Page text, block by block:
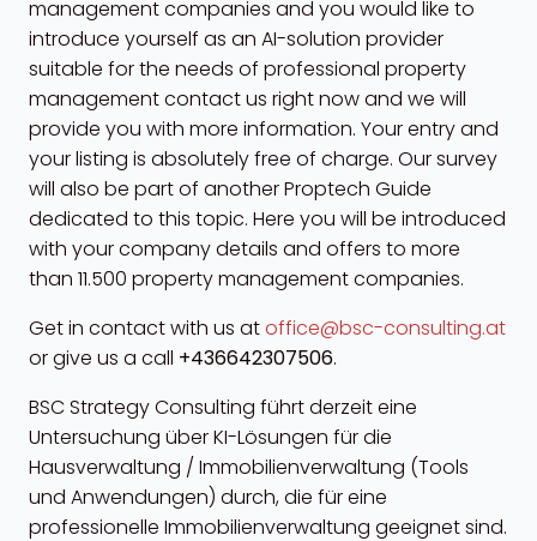
management companies and you would like to
introduce yourself as an AI-solution provider
suitable for the needs of professional property
management contact us right now and we will
provide you with more information. Your entry and
your listing is absolutely free of charge. Our survey
will also be part of another Proptech Guide
dedicated to this topic. Here you will be introduced
with your company details and offers to more
than 11.500 property management companies.
Get in contact with us atoffice@bsc-consulting.at
or give us a call +436642307506.
BSC Strategy Consulting führt derzeit eine
Untersuchung über KI-Lösungen für die
Hausverwaltung / Immobilienverwaltung (Tools
und Anwendungen) durch, die für eine
professionelle Immobilienverwaltung geeignet sind.